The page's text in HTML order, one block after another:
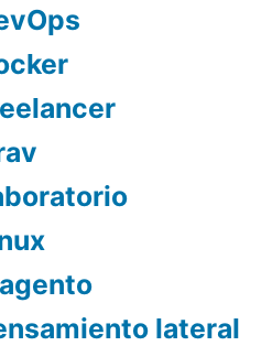
lateral